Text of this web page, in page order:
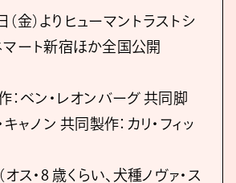
金）よりヒューマントラストシ
マート新宿ほか全国公開
：ベン・レオンバーグ 共同脚
キャノン 共同製作：カリ・フィッ
オス・8 歳くらい、犬種ノヴァ・ス